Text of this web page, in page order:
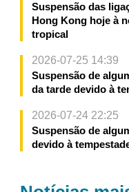
Suspensão das
Hong Kong hoje à
tropical
2026-07-25 14:39
Suspensão de
da tarde devido à
2026-07-24 22:25
Suspensão de
devido à